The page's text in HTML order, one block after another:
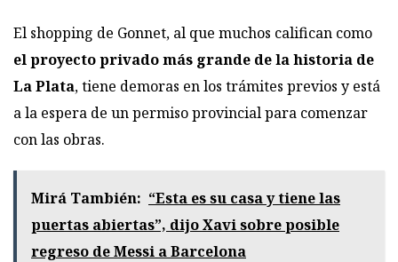
El shopping de Gonnet, al que muchos califican como
el proyecto privado más grande de la historia de
La Plata, tiene demoras en los trámites previos y está
a la espera de un permiso provincial para comenzar
con las obras.
Mirá También: “Esta es su casa y tiene las
puertas abiertas”, dijo Xavi sobre posible
regreso de Messi a Barcelona